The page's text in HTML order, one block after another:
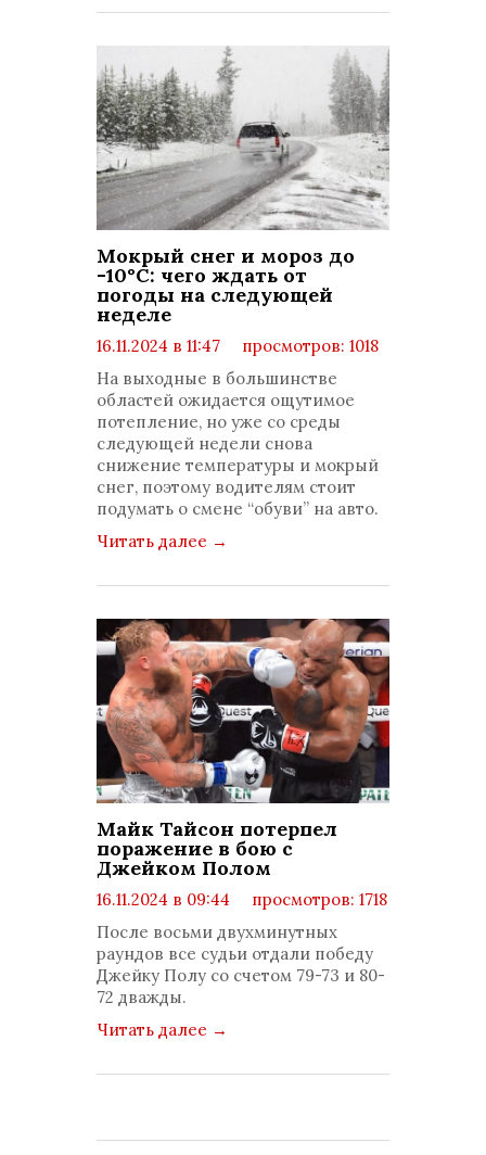
Мокрый снег и мороз до
-10°С: чего ждать от
погоды на следующей
неделе
16.11.2024 в 11:47
просмотров: 1018
комментариев: 0
На выходные в большинстве
областей ожидается ощутимое
потепление, но уже со среды
следующей недели снова
снижение температуры и мокрый
снег, поэтому водителям стоит
подумать о смене “обуви” на авто.
Читать далее →
Майк Тайсон потерпел
поражение в бою с
Джейком Полом
16.11.2024 в 09:44
просмотров: 1718
После восьми двухминутных
раундов все судьи отдали победу
Джейку Полу со счетом 79-73 и 80-
72 дважды.
Читать далее →